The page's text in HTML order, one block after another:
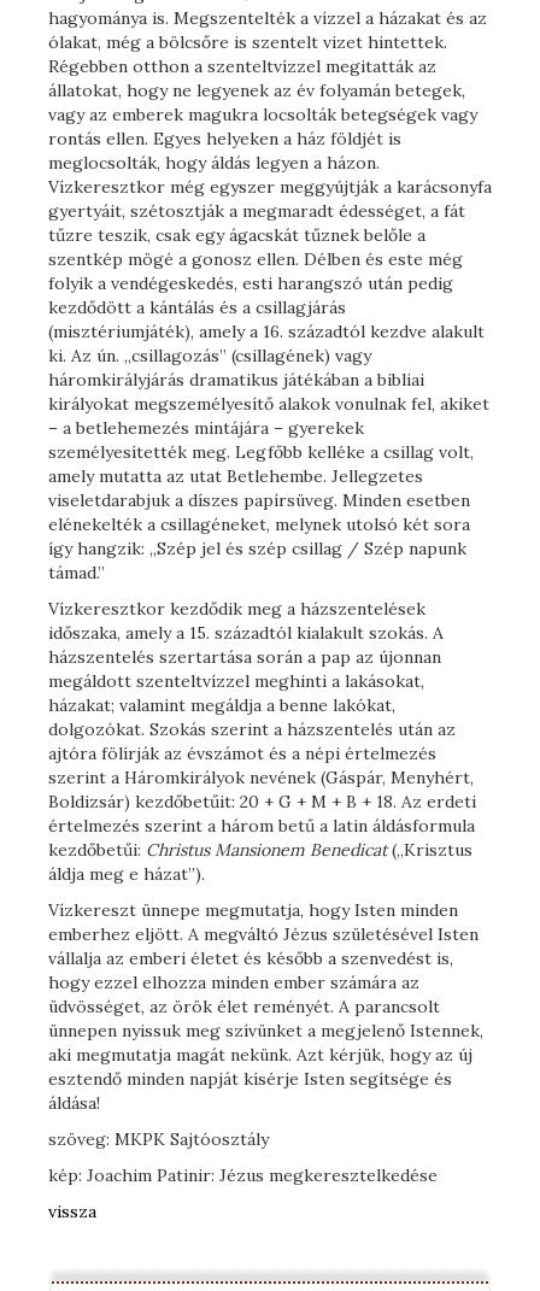
hagyománya is. Megszentelték a vízzel a házakat és az
ólakat, még a bölcsőre is szentelt vizet hintettek.
Régebben otthon a szenteltvízzel megitatták az
állatokat, hogy ne legyenek az év folyamán betegek,
vagy az emberek magukra locsolták betegségek vagy
rontás ellen. Egyes helyeken a ház földjét is
meglocsolták, hogy áldás legyen a házon.
Vízkeresztkor még egyszer meggyújtják a karácsonyfa
gyertyáit, szétosztják a megmaradt édességet, a fát
tűzre teszik, csak egy ágacskát tűznek belőle a
szentkép mögé a gonosz ellen. Délben és este még
folyik a vendégeskedés, esti harangszó után pedig
kezdődött a kántálás és a csillagjárás
(misztériumjáték), amely a 16. századtól kezdve alakult
ki. Az ún. „csillagozás” (csillagének) vagy
háromkirályjárás dramatikus játékában a bibliai
királyokat megszemélyesítő alakok vonulnak fel, akiket
– a betlehemezés mintájára – gyerekek
személyesítették meg. Legfőbb kelléke a csillag volt,
amely mutatta az utat Betlehembe. Jellegzetes
viseletdarabjuk a díszes papírsüveg. Minden esetben
elénekelték a csillagéneket, melynek utolsó két sora
így hangzik: „Szép jel és szép csillag / Szép napunk
támad.”
Vízkeresztkor kezdődik meg a házszentelések
időszaka, amely a 15. századtól kialakult szokás. A
házszentelés szertartása során a pap az újonnan
megáldott szenteltvízzel meghinti a lakásokat,
házakat; valamint megáldja a benne lakókat,
dolgozókat. Szokás szerint a házszentelés után az
ajtóra fölírják az évszámot és a népi értelmezés
szerint a Háromkirályok nevének (Gáspár, Menyhért,
Boldizsár) kezdőbetűit: 20 + G + M + B + 18. Az erdeti
értelmezés szerint a három betű a latin áldásformula
kezdőbetűi: Christus Mansionem Benedicat(„Krisztus
áldja meg e házat”).
Vízkereszt ünnepe megmutatja, hogy Isten minden
emberhez eljött. A megváltó Jézus születésével Isten
vállalja az emberi életet és később a szenvedést is,
hogy ezzel elhozza minden ember számára az
üdvösséget, az örök élet reményét. A parancsolt
ünnepen nyissuk meg szívünket a megjelenő Istennek,
aki megmutatja magát nekünk. Azt kérjük, hogy az új
esztendő minden napját kísérje Isten segítsége és
áldása!
szöveg: MKPK Sajtóosztály
kép: Joachim Patinir: Jézus megkeresztelkedése
vissza